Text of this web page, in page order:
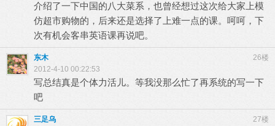
介绍了一下中国的八大菜系，也曾经想过这次给大家上模
仿超市购物的，后来还是选择了上难一点的课。呵呵，下
次有机会客串英语课再说吧。
26楼
东木
2012-4-10 00:22:53
写总结真是个体力活儿。等我没那么忙了再系统的写一下
吧
27楼
三足乌